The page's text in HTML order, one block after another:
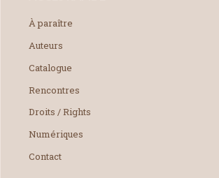
À paraître
Auteurs
Catalogue
Rencontres
Droits / Rights
Numériques
Contact